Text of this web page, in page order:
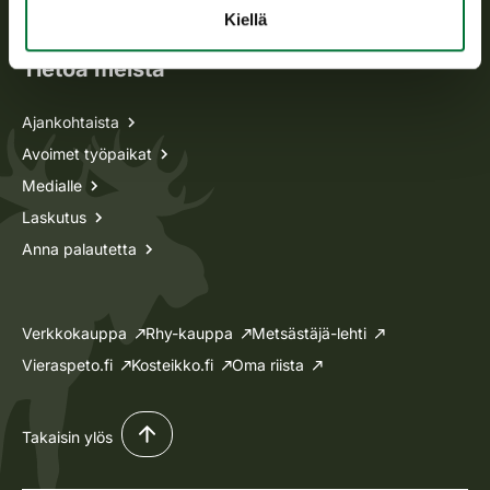
Kiellä
Tietoa meistä
Ajankohtaista
Avoimet työpaikat
Medialle
Laskutus
Anna palautetta
Verkkokauppa Rhy-kauppa
Metsästäjä-lehti
Vieraspeto.fi
Kosteikko.fi Oma riista
Takaisin ylös